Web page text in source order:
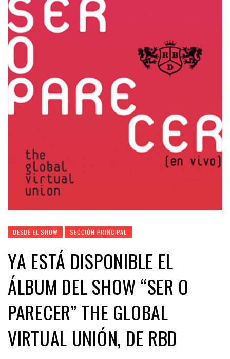
DESDE EL SHOW SECCIÓN PRINCIPAL
YA ESTÁ DISPONIBLE EL
ÁLBUM DEL SHOW “SER O
PARECER” THE GLOBAL
VIRTUAL UNIÓN, DE RBD